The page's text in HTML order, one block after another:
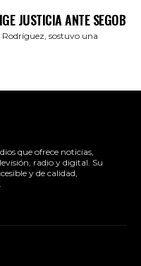
JUSTICIA ANTE SEGOB
Rodríguez, sostuvo una
que ofrece noticias,
radio y digital. Su
y de calidad,